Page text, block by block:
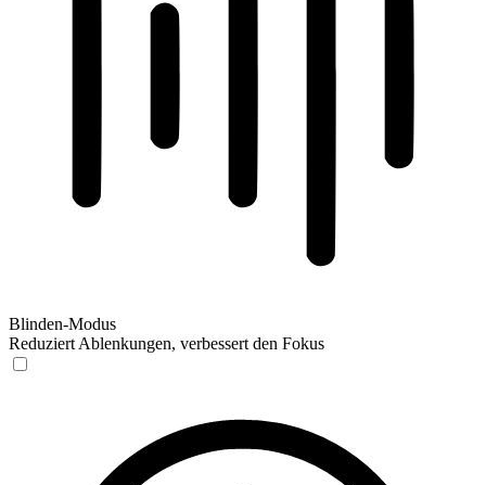
Blinden-Modus
Reduziert Ablenkungen, verbessert den Fokus